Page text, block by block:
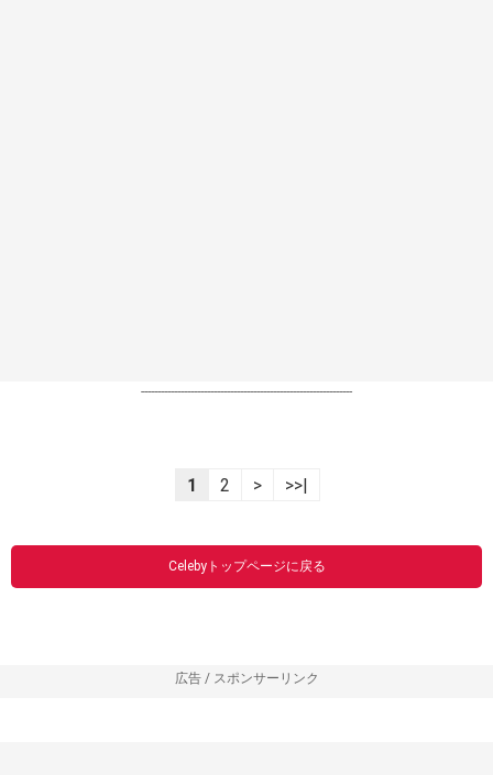
----------------------------------------------------------------
1 2 > >>|
Celebyトップページに戻る
広告 / スポンサーリンク